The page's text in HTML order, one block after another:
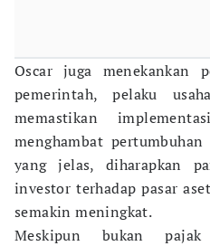
Oscar juga menekankan
pemerintah, pelaku
memastikan
menghambat
yang jelas, diharapkan
investor terhadap pasar
semakin meningkat.
Meskipun bukan